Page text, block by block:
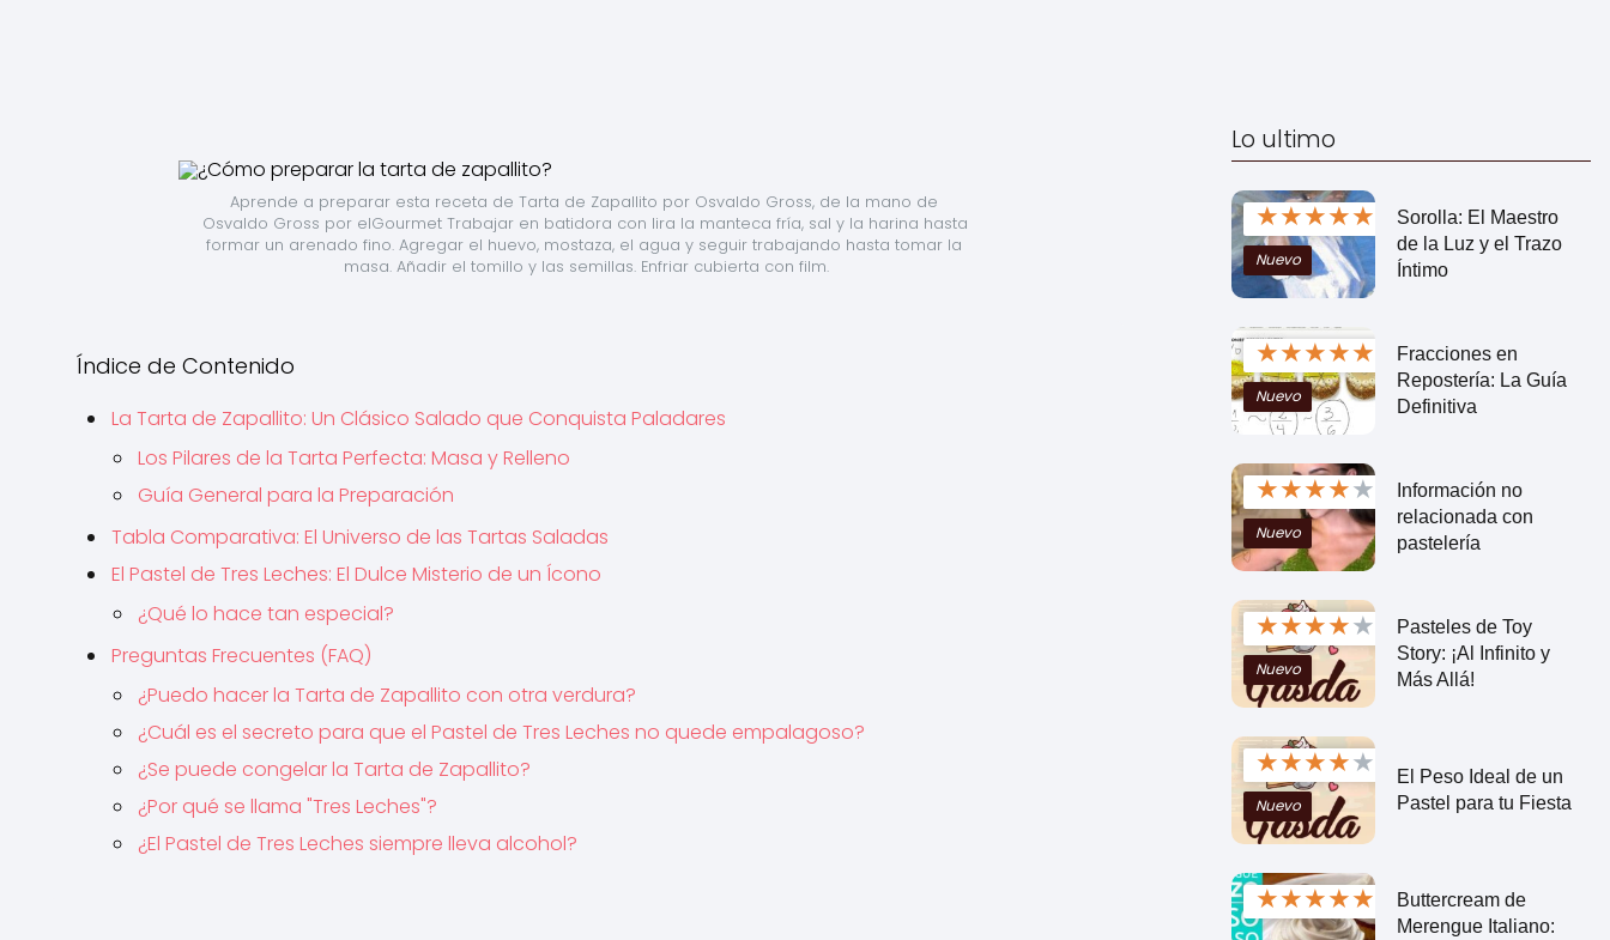
Aprende a preparar esta receta de Tarta de Zapallito por Osvaldo Gross, de la mano de
Osvaldo Gross por elGourmet Trabajar en batidora con lira la manteca fría, sal y la harina hasta
formar un arenado fino. Agregar el huevo, mostaza, el agua y seguir trabajando hasta tomar la
masa. Añadir el tomillo y las semillas. Enfriar cubierta con film.
Índice de Contenido
La Tarta de Zapallito: Un Clásico Salado que Conquista Paladares
Los Pilares de la Tarta Perfecta: Masa y Relleno
Guía General para la Preparación
Tabla Comparativa: El Universo de las Tartas Saladas
El Pastel de Tres Leches: El Dulce Misterio de un Ícono
¿Qué lo hace tan especial?
Preguntas Frecuentes (FAQ)
¿Puedo hacer la Tarta de Zapallito con otra verdura?
¿Cuál es el secreto para que el Pastel de Tres Leches no quede empalagoso?
¿Se puede congelar la Tarta de Zapallito?
¿Por qué se llama "Tres Leches"?
¿El Pastel de Tres Leches siempre lleva alcohol?
Lo ultimo
★★★★★
Nuevo
Sorolla: El Maestro
de la Luz y el Trazo
Íntimo
★★★★★
Nuevo
Fracciones en
Repostería: La Guía
Definitiva
★★★★★
Nuevo
Información no
relacionada con
pastelería
★★★★★
Nuevo
Pasteles de Toy
Story: ¡Al Infinito y
Más Allá!
★★★★★
Nuevo
El Peso Ideal de un
Pastel para tu Fiesta
★★★★★
Buttercream de
Merengue Italiano: